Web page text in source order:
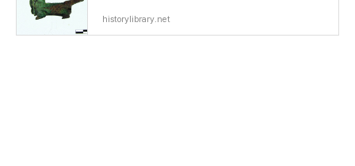
historylibrary.net